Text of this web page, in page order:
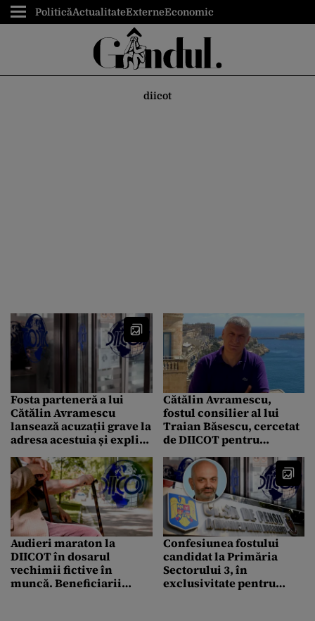
PoliticăActualitateExterneEconomic
diicot
Fosta parteneră a lui
Cătălin Avramescu
lansează acuzații grave la
adresa acestuia și explică
„Făcea baie complet
dezbrăcat cu copiii”.
Fostul consilier
prezidențial respinge
acuzațiile
Cătălin Avramescu,
fostul consilier al lui
Traian Băsescu, cercetat
de DIICOT pentru
Avramescu a fost
reclamat de fosta
parteneră
Audieri maraton la
DIICOT în dosarul
vechimii fictive în
muncă. Beneficiarii
Confesiunea fostului
candidat la Primăria
Sectorului 3, în
exclusivitate pentru